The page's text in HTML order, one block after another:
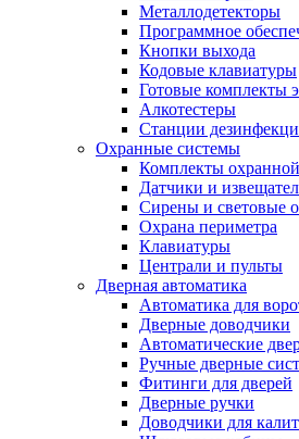
Металлодетекторы
Программное
Кнопки выхода
Кодовые клавиатуры
Готовые комплекты
Алкотестеры
Станции
Охранные системы
Комплекты
Датчики и
Сирены и световые
Охрана периметра
Клавиатуры
Централи и пульты
Дверная автоматика
Автоматика для
Дверные доводчики
Автоматические
Ручные дверные
Фитинги для дверей
Дверные ручки
Доводчики для